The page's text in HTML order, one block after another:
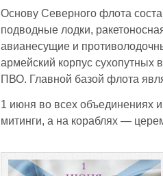
Основу Северного флота
подводные лодки,
авианесущие и
армейский корпус сухопутных
ПВО. Главной базой флота
1 июня во всех объединениях
митинги, а на кораблях —